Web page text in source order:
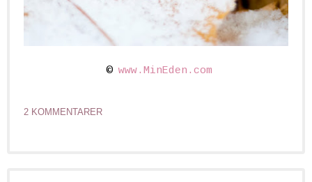
© www.MinEden.com
2 KOMMENTARER